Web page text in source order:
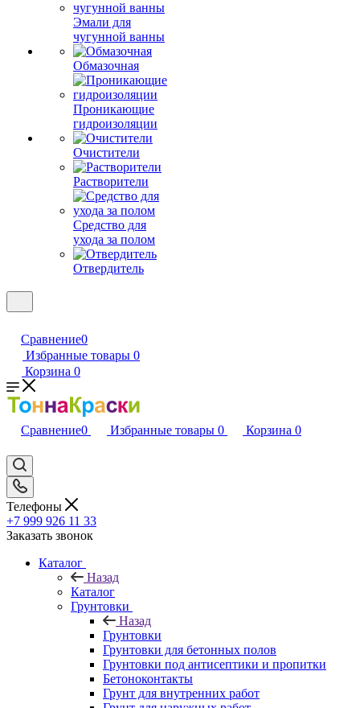
Эмали для
чугунной ванны
Обмазочная
Проникающие
гидроизоляции
Очистители
Растворители
Средство для
ухода за полом
Отвердитель
Сравнение0
Избранные товары 0
Корзина 0
Сравнение0 Избранные товары 0 Корзина 0
Телефоны
+7 999 926 11 33
Заказать звонок
Каталог
Назад
Каталог
Грунтовки
Назад
Грунтовки
Грунтовки для бетонных полов
Грунтовки под антисептики и пропитки
Бетоноконтакты
Грунт для внутренних работ